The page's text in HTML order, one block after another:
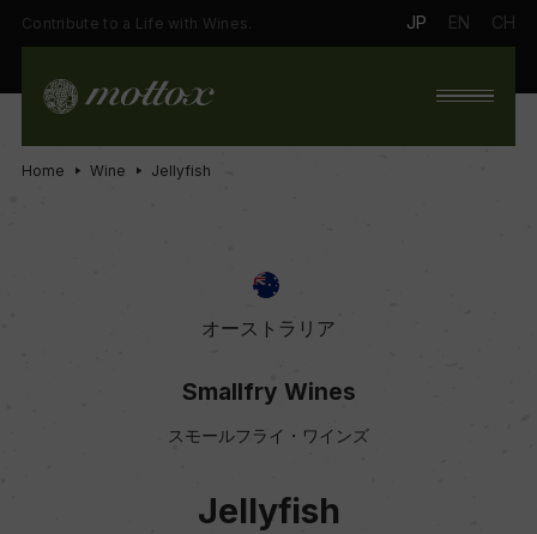
Contribute to a Life with Wines. JP EN CH
Home Wine Jellyfish
オーストラリア
Smallfry Wines
スモールフライ・ワインズ
Jellyfish